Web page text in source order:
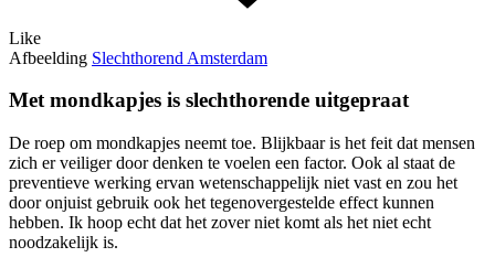
Like
Afbeelding Slechthorend Amsterdam
Met mondkapjes is slechthorende uitgepraat
De roep om mondkapjes neemt toe. Blijkbaar is het feit dat mensen
zich er veiliger door denken te voelen een factor. Ook al staat de
preventieve werking ervan wetenschappelijk niet vast en zou het
door onjuist gebruik ook het tegenovergestelde effect kunnen
hebben. Ik hoop echt dat het zover niet komt als het niet echt
noodzakelijk is.